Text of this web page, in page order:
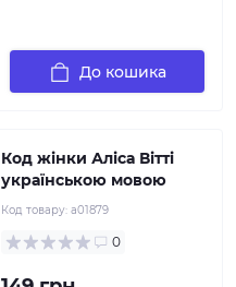
До кошика
Код жінки Аліса Вітті
українською мовою
Код товару: a01879
0